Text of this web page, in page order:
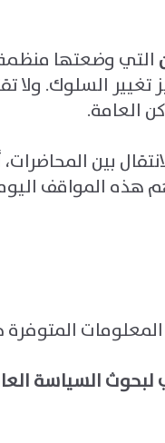
التي وضعتها منظمة
تغيير السلوك.
العامة.
بين
هذه المواقف
المتوفرة
السياسة